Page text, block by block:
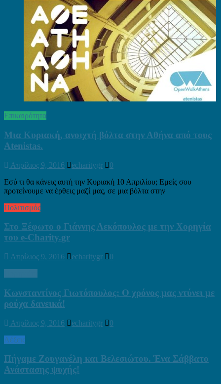
Επικαιρότητα
Μια Κυριακή, ανοιχτή βόλτα στην Αθήνα από τους
Atenistas.
Απρίλιος 9, 2016 echaritygr
0
Εσύ τι θα κάνεις αυτή την Κυριακή 10 Απριλίου; Εμείς σου
προτείνουμε να έρθεις μαζί μας, σε μια βόλτα στην
Πολιτισμός
Στο Ξέφωτο ο Γιάννης Λεκόπουλος με την Χορηγία
του e-Charity.gr
Απρίλιος 9, 2016 echaritygr
0
Κωνσταντίνος Γιωτόπουλος: Ο χρόνος μας ντύνει με
ρούχα δανεικά!
Απρίλιος 9, 2016 echaritygr
0
Λέξεις
Πήγαμε Ζουγανέλη και Βελεσιώτου. Ένα Σάββατο
Ανάστασης ψυχής!